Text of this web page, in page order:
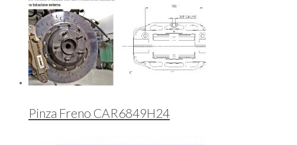
Pinza Freno CAR6849H24